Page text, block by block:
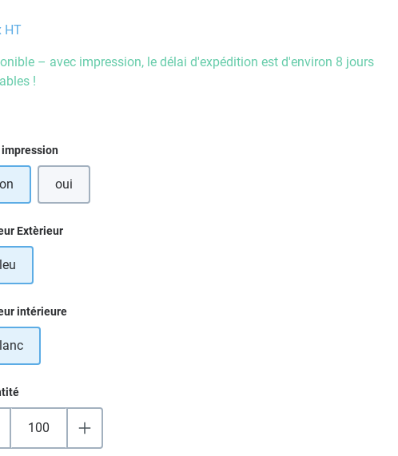
HT
– avec impression, le délai d'expédition est d'environ 8 jours
!
impression
oui
Extèrieur
intérieure